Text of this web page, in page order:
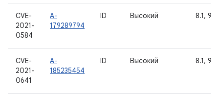
CVE-
2021-
0584
A-
179289794
ID Высокий 8.1, 9,
CVE-
2021-
0641
A-
185235454
ID Высокий 8.1, 9,